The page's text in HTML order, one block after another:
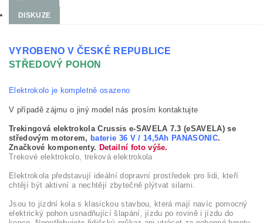
DISKUZE
VYROBENO V ČESKÉ REPUBLICE
STŘEDOVÝ POHON
Elektrokolo je kompletně osazeno
V případě zájmu o jiný model nás prosím kontaktujte
Trekingová elektrokola Crussis e-SAVELA 7.3 (eSAVELA) se
středovým motorem, baterie 36 V / 14,5Ah PANASONIC.
Značkové komponenty. Detailní foto výše.
Trekové elektrokolo, treková elektrokola
Elektrokola představují ideální dopravní prostředek pro lidi, kteří
chtějí být aktivní a nechtějí zbytečně plýtvat silami.
Jsou to jízdní kola s klasickou stavbou, která mají navíc pomocný
elektrický pohon usnadňující šlapání, jízdu po rovině i jízdu do